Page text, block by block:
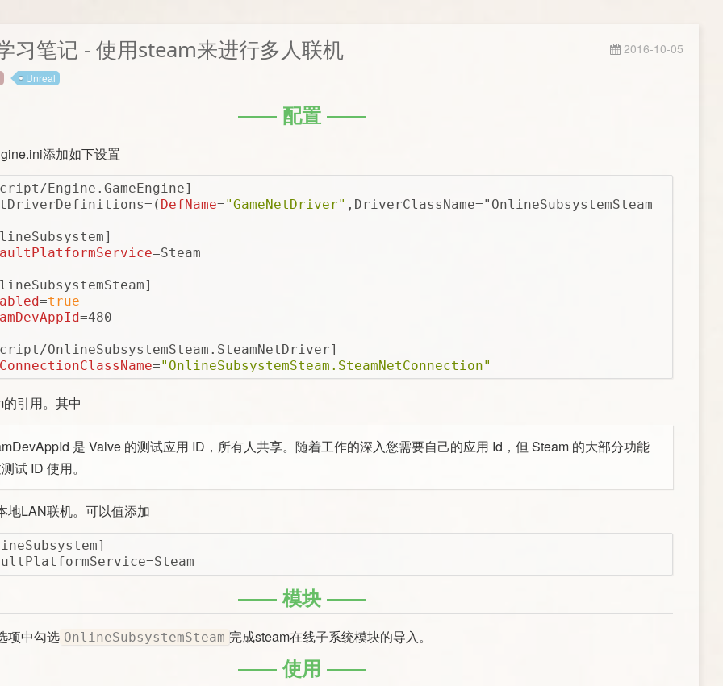
2016-10-05
习笔记 - 使用steam来进行多人联机
Unreal
配置
添加如下设置
Engine.GameEngine]
DefName="GameNetDriver"
=Steam
=true
=480
OnlineSubsystemSteam.SteamNetDriver]
="OnlineSubsystemSteam.SteamNetConnection"
引用。其中
是 Valve 的测试应用 ID，所有人共享。随着工作的深入您需要自己的应用 Id，但 Steam 的大部分功能
试 ID 使用。
地LAN联机。可以值添加
=Steam
模块
项中勾选 OnlineSubsystemSteam 完成steam在线子系统模块的导入。
使用